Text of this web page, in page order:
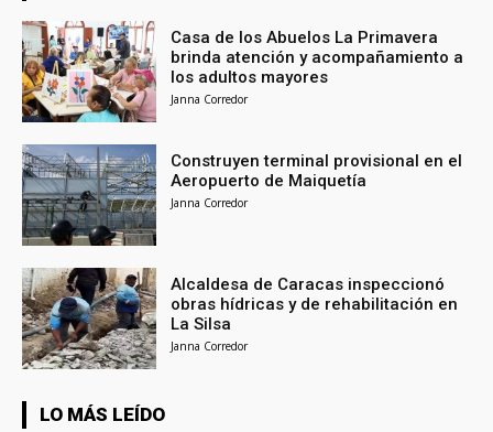
Casa de los Abuelos La Primavera
brinda atención y acompañamiento a
los adultos mayores
Janna Corredor
Construyen terminal provisional en el
Aeropuerto de Maiquetía
Janna Corredor
Alcaldesa de Caracas inspeccionó
obras hídricas y de rehabilitación en
La Silsa
Janna Corredor
LO MÁS LEÍDO